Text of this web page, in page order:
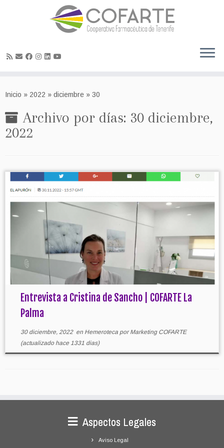
Inicio » 2022 » diciembre » 30
Archivo por días: 30 diciembre,
2022
Entrevista a Cristina de Sancho | COFARTE La
Palma
30 diciembre, 2022en Hemeroteca porMarketing COFARTE
(actualizado hace 1331 dias)
Aspectos Legales
Aviso Legal